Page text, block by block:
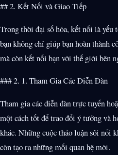
## 2. Kết Nối và Giao Tiếp
Trong thời đại số hóa, kết nối là yếu
bạn không chỉ giúp bạn hoàn thành
mà còn kết nối bạn với thế giới bên
### 2. 1. Tham Gia Các Diễn Đàn
Tham gia các diễn đàn trực tuyến
một cách tốt để trao đổi ý tưởng và
khác. Những cuộc thảo luận sôi nổi
còn tạo ra những mối quan hệ mới.